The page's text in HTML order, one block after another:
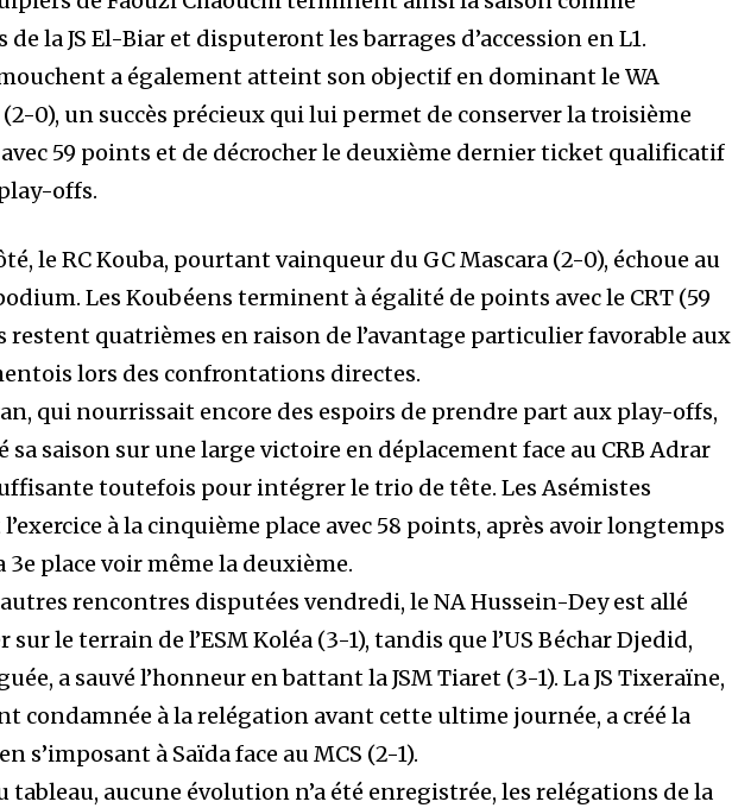
la JS El-Biar et disputeront les barrages d’accession en L1.
a également atteint son objectif en dominant le WA
0), un succès précieux qui lui permet de conserver la troisième
59 points et de décrocher le deuxième dernier ticket qualificatif
offs.
le RC Kouba, pourtant vainqueur du GC Mascara (2-0), échoue au
Les Koubéens terminent à égalité de points avec le CRT (59
restent quatrièmes en raison de l’avantage particulier favorable aux
lors des confrontations directes.
qui nourrissait encore des espoirs de prendre part aux play-offs,
sa saison sur une large victoire en déplacement face au CRB Adrar
toutefois pour intégrer le trio de tête. Les Asémistes
à la cinquième place avec 58 points, après avoir longtemps
3e place voir même la deuxième.
rencontres disputées vendredi, le NA Hussein-Dey est allé
sur le terrain de l’ESM Koléa (3-1), tandis que l’US Béchar Djedid,
a sauvé l’honneur en battant la JSM Tiaret (3-1). La JS Tixeraïne,
condamnée à la relégation avant cette ultime journée, a créé la
s’imposant à Saïda face au MCS (2-1).
tableau, aucune évolution n’a été enregistrée, les relégations de la